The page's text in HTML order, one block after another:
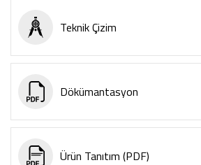
Teknik Çizim
Dökümantasyon
Ürün Tanıtım (PDF)